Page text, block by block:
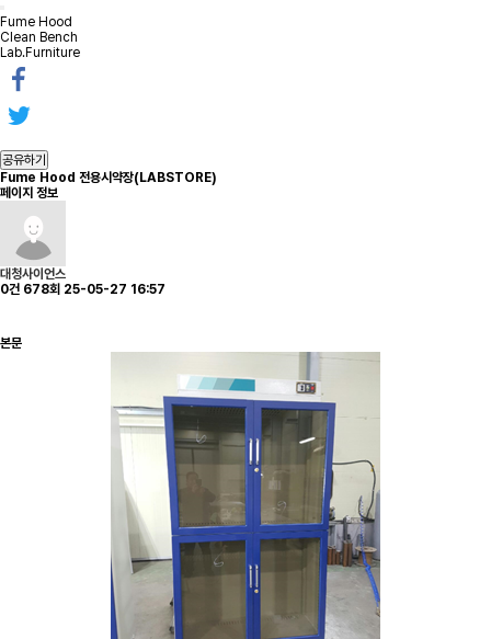
Fume Hood
Clean Bench
Lab.Furniture
공유하기
Fume Hood 전용시약장(LABSTORE)
페이지 정보
대청사이언스
0건 678회 25-05-27 16:57
본문